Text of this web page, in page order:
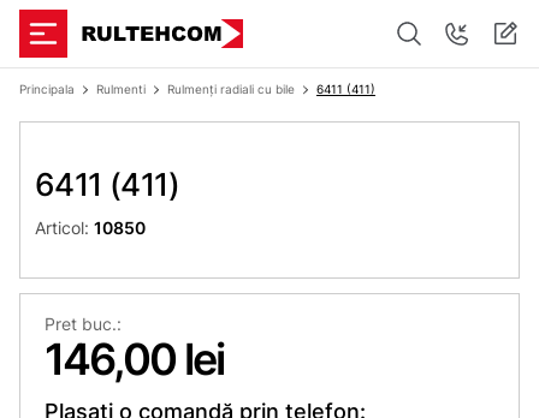
Principala Rulmenti Rulmenți radiali cu bile 6411 (411)
6411 (411)
Articol: 10850
Pret buc.:
146,00 lei
Plasați o comandă prin telefon: